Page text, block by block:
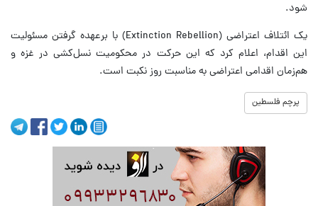
شود.
یک ائتلاف اعتراضی (Extinction Rebellion) با برعهده گرفتن مسئولیت
این اقدام، اعلام کرد که این حرکت در محکومیت نسل‌کشی در غزه و
هم‌زمان اقدامی اعتراضی به مناسبت روز نکبت است.
پرچم فلسطین